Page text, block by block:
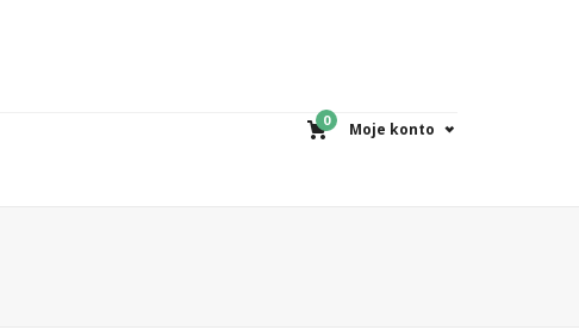
0 Moje konto